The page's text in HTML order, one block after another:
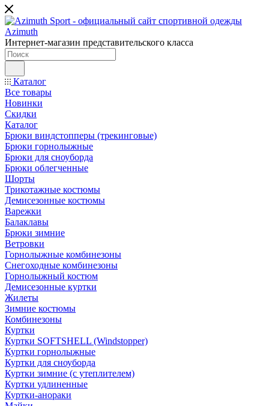
Интернет-магазин представительского класса
Каталог
Все товары
Новинки
Скидки
Каталог
Брюки виндстопперы (трекинговые)
Брюки горнолыжные
Брюки для сноуборда
Брюки облегченные
Шорты
Трикотажные костюмы
Демисезонные костюмы
Варежки
Балаклавы
Брюки зимние
Ветровки
Горнолыжные комбинезоны
Снегоходные комбинезоны
Горнолыжный костюм
Демисезонные куртки
Жилеты
Зимние костюмы
Комбинезоны
Куртки
Куртки SOFTSHELL (Windstopper)
Куртки горнолыжные
Куртки для сноуборда
Куртки зимние (с утеплителем)
Куртки удлиненные
Куртки-анораки